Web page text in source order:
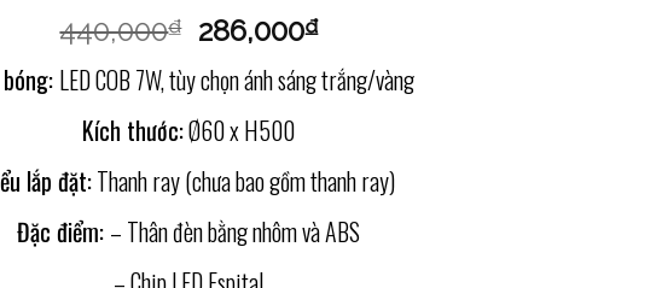
440,000₫ 286,000₫
LED COB 7W, tùy chọn ánh sáng trắng/vàng
Kích thước:Ø60 x H500
lắp đặt:Thanh ray (chưa bao gồm thanh ray)
Đặc điểm: – Thân đèn bằng nhôm và ABS